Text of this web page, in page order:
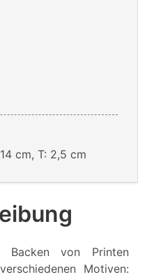
cm, T: 2,5 cm
von Printen
Motiven: